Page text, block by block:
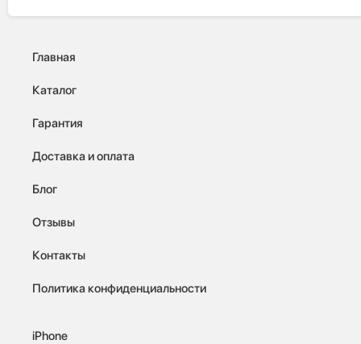
Главная
Каталог
Гарантия
Доставка и оплата
Блог
Отзывы
Контакты
Политика конфиденциальности
iPhone